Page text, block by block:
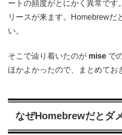
ートの頻度がとにかく異常です
リースが来ます。Homebrewだ
い。
そこで辿り着いたのが mise で
ほかよかったので、まとめてお
なぜHomebrewだとダ